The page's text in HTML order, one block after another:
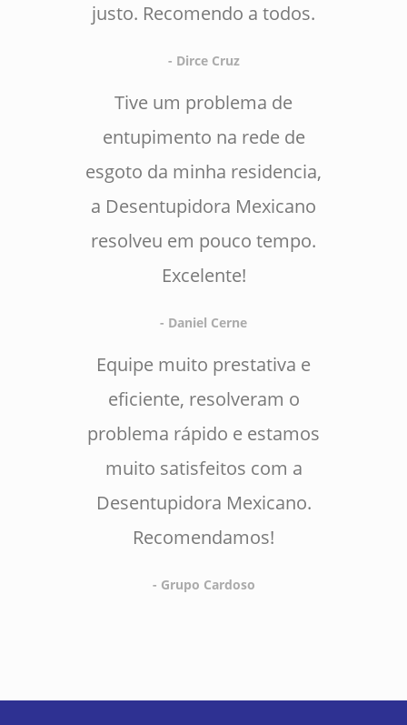
justo. Recomendo a todos.
- Dirce Cruz
Tive um problema de
entupimento na rede de
esgoto da minha residencia,
a Desentupidora Mexicano
resolveu em pouco tempo.
Excelente!
- Daniel Cerne
Equipe muito prestativa e
eficiente, resolveram o
problema rápido e estamos
muito satisfeitos com a
Desentupidora Mexicano.
Recomendamos!
- Grupo Cardoso